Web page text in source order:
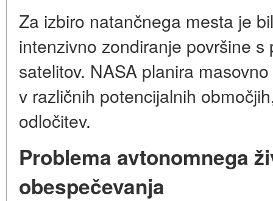
Za izbiro natančnega mesta je
intenzivno zondiranje površine
satelitov. NASA planira
v različnih potencijalnih
odločitev.
Problema avtonomnega
obespečevanja